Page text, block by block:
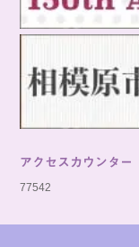
アクセスカウンター
77542